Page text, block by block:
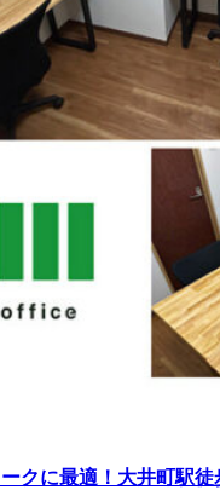
クに最適！大井町駅徒